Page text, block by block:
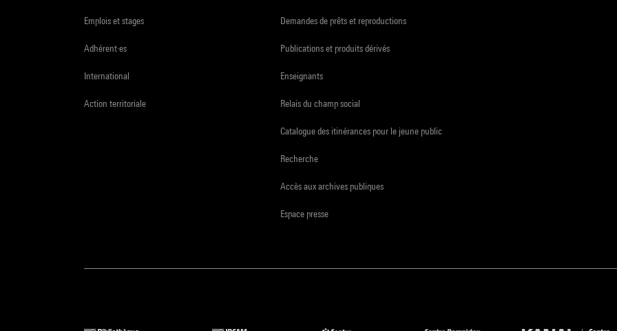
Emplois et stages
Adhérent·es
International
Action territoriale
Demandes de prêts et reproductions
Publications et produits dérivés
Enseignants
Relais du champ social
Catalogue des itinérances pour le jeune public
Recherche
Accès aux archives publiques
Espace presse